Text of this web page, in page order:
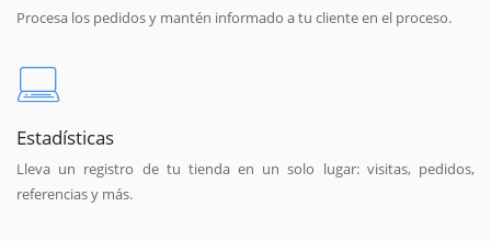
Procesa los pedidos y mantén informado a tu cliente en el proceso.
Estadísticas
Lleva un registro de tu tienda en un solo lugar: visitas, pedidos,
referencias y más.